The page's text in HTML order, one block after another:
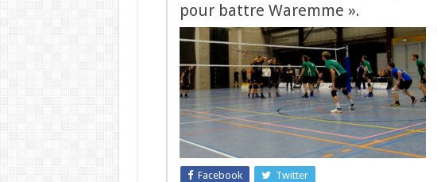
pour battre Waremme ».
Facebook Twitter